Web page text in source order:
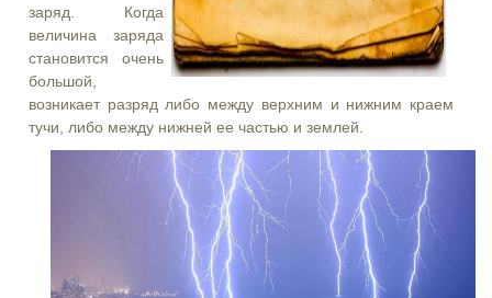
заряд. Когда
величина заряда
становится очень
большой,
возникает разряд либо между верхним и нижним краем
тучи, либо между нижней ее частью и землей.